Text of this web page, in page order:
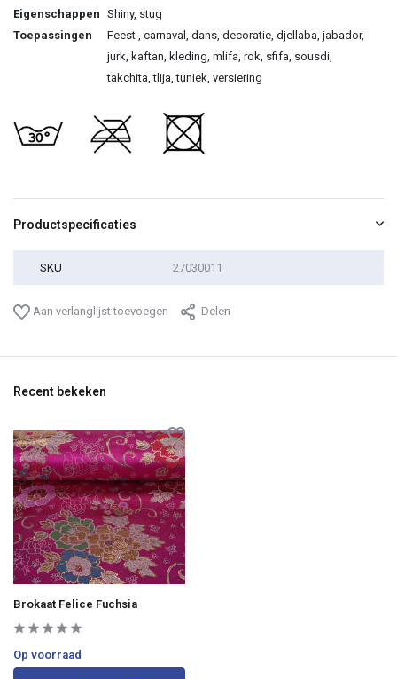
Eigenschappen Shiny, stug
Toepassingen
Feest , carnaval, dans, decoratie, djellaba, jabador,
jurk, kaftan, kleding, mlifa, rok, sfifa, sousdi,
takchita, tlija, tuniek, versiering
Productspecificaties
SKU 27030011
Aan verlanglijst toevoegen Delen
Recent bekeken
Brokaat Felice Fuchsia
Op voorraad